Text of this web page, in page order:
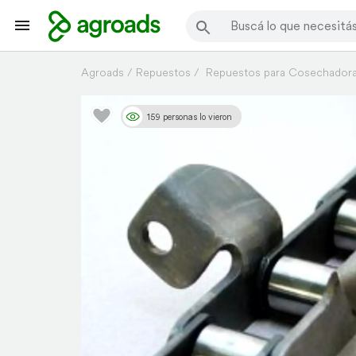
Agroads Repuestos Repuestos para
159 personas lo vieron